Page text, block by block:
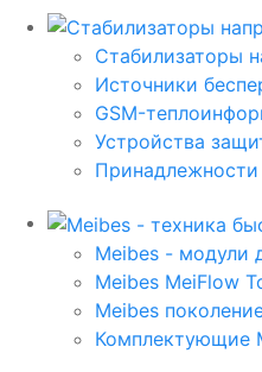
Стабилизаторы
Источники
GSM-
Устройства
Принадлежности
Meibes - модули
Meibes MeiFlow
Meibes
Комплектующие